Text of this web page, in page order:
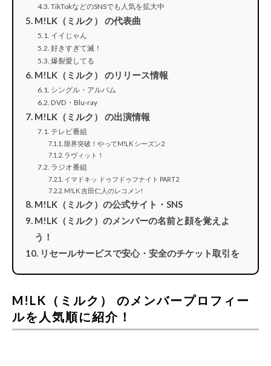
TikTokなどのSNSでも人気を拡大中
M!LK（ミルク） の代表曲
イイじゃん
好きすぎて滅！
爆裂愛してる
M!LK（ミルク） のリリース情報
シングル・アルバム
DVD・Blu-ray
M!LK（ミルク） の出演情報
テレビ番組
限界突破！やってM!LK シーズン2
ラヴィット！
ラジオ番組
イマドキッ ドゥフドゥフナイト PART2
M!LK 吉田仁人のレコメン!
M!LK（ミルク）の公式サイト・SNS
M!LK（ミルク）のメンバーの名前と顔を覚えよ
う！
リセールサービスで安心・安全のチケット取引を
M!LK（ミルク） のメンバープロフィー
ルを人気順に紹介！